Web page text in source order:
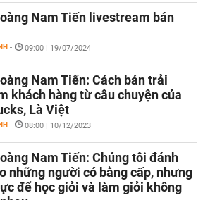
Nam Tiến livestream bán
- 09:00 | 19/07/2024
Nam Tiến: Cách bán trải
khách hàng từ câu chuyện của
Là Việt
- 08:00 | 10/12/2023
Nam Tiến: Chúng tôi đánh
những người có bằng cấp, nhưng
để học giỏi và làm giỏi không